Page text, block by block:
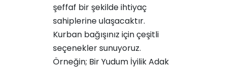
şeffaf bir şekilde ihtiyaç
sahiplerine ulaşacaktır.
Kurban bağışınız için çeşitli
seçenekler sunuyoruz.
Örneğin; Bir Yudum İyilik Adak